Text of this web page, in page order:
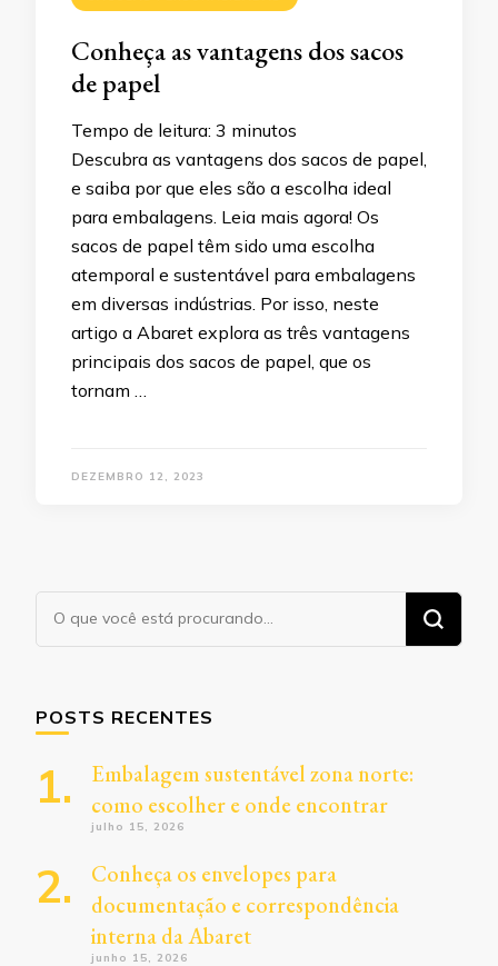
Conheça as vantagens dos sacos
de papel
Tempo de leitura: 3 minutos
Descubra as vantagens dos sacos de papel,
e saiba por que eles são a escolha ideal
para embalagens. Leia mais agora! Os
sacos de papel têm sido uma escolha
atemporal e sustentável para embalagens
em diversas indústrias. Por isso, neste
artigo a Abaret explora as três vantagens
principais dos sacos de papel, que os
tornam …
DEZEMBRO 12, 2023
Procurando
algo?
POSTS RECENTES
Embalagem sustentável zona norte:
como escolher e onde encontrar
julho 15, 2026
Conheça os envelopes para
documentação e correspondência
interna da Abaret
junho 15, 2026